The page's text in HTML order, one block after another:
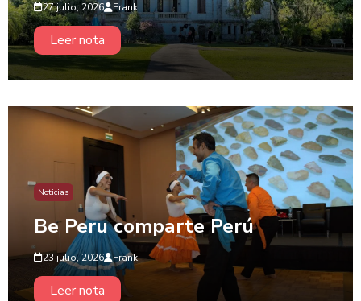
27 julio, 2026 Frank
Leer nota
Noticias
Be Peru comparte Perú
23 julio, 2026 Frank
Leer nota